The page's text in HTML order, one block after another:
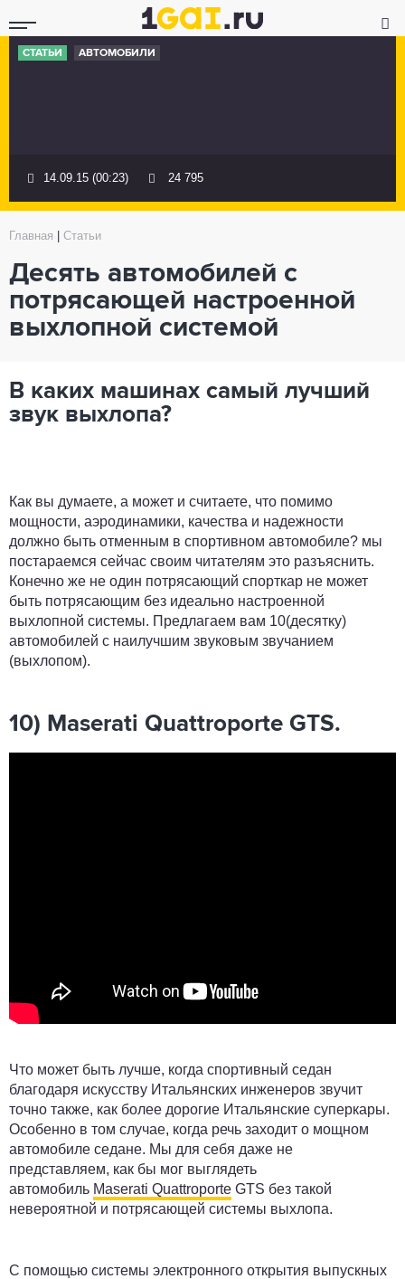
СТАТЬИ АВТОМОБИЛИ
14.09.15 (00:23) 24 795
Главная Статьи
Десять автомобилей с
потрясающей настроенной
выхлопной системой
В каких машинах самый лучший
звук выхлопа?
Как вы думаете, а может и считаете, что помимо
мощности, аэродинамики, качества и надежности
должно быть отменным в спортивном автомобиле? мы
постараемся сейчас своим читателям это разъяснить.
Конечно же не один потрясающий спорткар не может
быть потрясающим без идеально настроенной
выхлопной системы. Предлагаем вам 10(десятку)
автомобилей с наилучшим звуковым звучанием
(выхлопом).
10) Maserati Quattroporte GTS.
Что может быть лучше, когда спортивный седан
благодаря искусству Итальянских инженеров звучит
точно также, как более дорогие Итальянские суперкары.
Особенно в том случае, когда речь заходит о мощном
автомобиле седане. Мы для себя даже не
представляем, как бы мог выглядеть
автомобиль Maserati Quattroporte GTS без такой
невероятной и потрясающей системы выхлопа.
С помощью системы электронного открытия выпускных